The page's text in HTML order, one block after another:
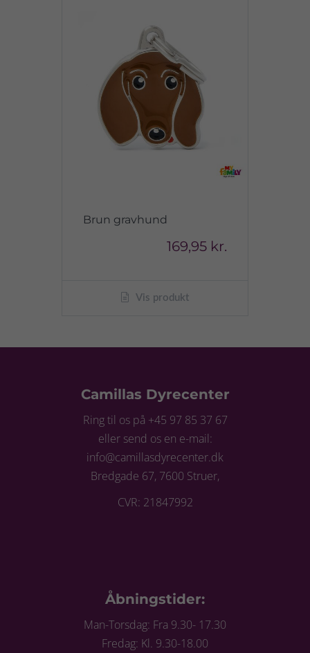
Brun gravhund
169,95 kr.
Vis produkt
Camillas Dyrecenter
Ring til os på +45 97 85 37 67
eller send os en e-mail:
info@camillasdyrecenter.dk
Bredgade 67, 7600 Struer,
CVR: 21847992
Åbningstider:
Man-Torsdag: Fra 9.30- 17.30
Fredag: Kl. 9.30-18.00